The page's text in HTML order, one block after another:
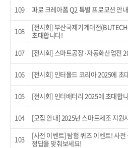
109
파로 크레아폼 Q2 특별 프로모션 안내
108
[전시회] 부산국제기계대전
초대합니다!
107
[전시회] 스마트공장·자동화산업전
106
[전시회] 인터몰드 코리아 2025에 초
105
[전시회] 인터배터리 2025에 초대합
104
[모집 안내] 2025년 스마트제조 지원
103
[사전 이벤트] 탐험 퀴즈 이벤트! 사전
정답을 맞춰보세요!